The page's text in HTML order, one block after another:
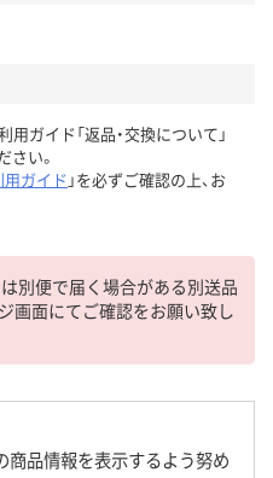
用ガイド「返品・交換について」
さい。
用ガイド 」を必ずご確認の上、お
別便で届く場合がある別送品
画面にてご確認をお願い致し
商品情報を表示するよう努め